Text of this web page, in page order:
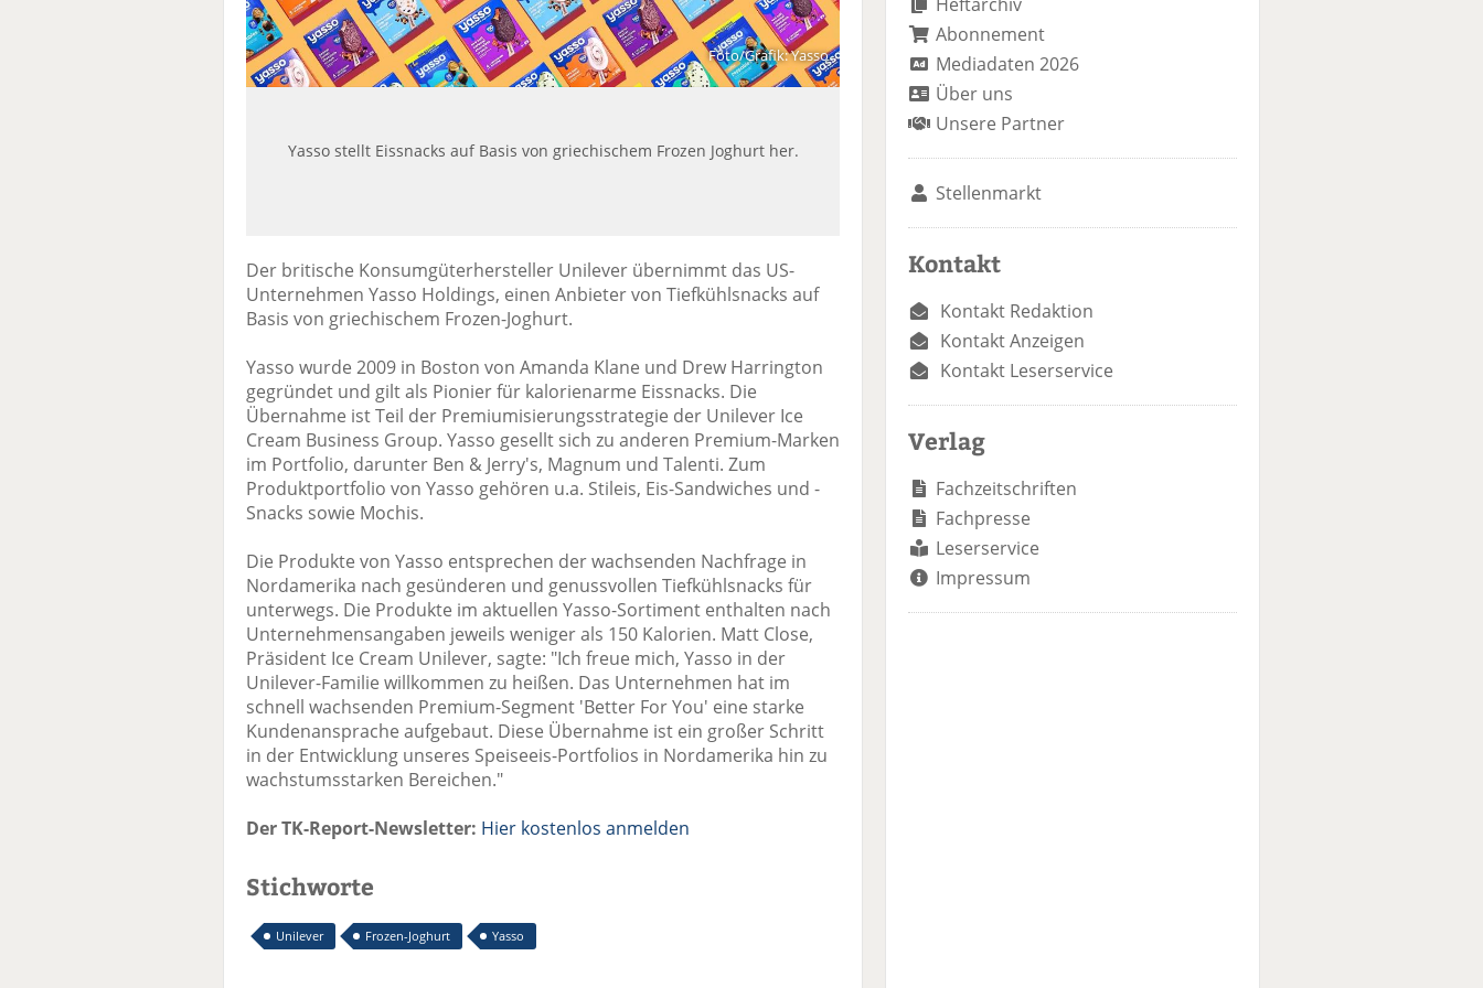
Foto/Grafik: Yasso
Yasso stellt Eissnacks auf Basis von griechischem Frozen Joghurt her.
Der britische Konsumgüterhersteller Unilever übernimmt das US-
Unternehmen Yasso Holdings, einen Anbieter von Tiefkühlsnacks auf
Basis von griechischem Frozen-Joghurt.
Yasso wurde 2009 in Boston von Amanda Klane und Drew Harrington
gegründet und gilt als Pionier für kalorienarme Eissnacks. Die
Übernahme ist Teil der Premiumisierungsstrategie der Unilever Ice
Cream Business Group. Yasso gesellt sich zu anderen Premium-Marken
im Portfolio, darunter Ben & Jerry's, Magnum und Talenti. Zum
Produktportfolio von Yasso gehören u.a. Stileis, Eis-Sandwiches und -
Snacks sowie Mochis.
Die Produkte von Yasso entsprechen der wachsenden Nachfrage in
Nordamerika nach gesünderen und genussvollen Tiefkühlsnacks für
unterwegs. Die Produkte im aktuellen Yasso-Sortiment enthalten nach
Unternehmensangaben jeweils weniger als 150 Kalorien. Matt Close,
Präsident Ice Cream Unilever, sagte: "Ich freue mich, Yasso in der
Unilever-Familie willkommen zu heißen. Das Unternehmen hat im
schnell wachsenden Premium-Segment 'Better For You' eine starke
Kundenansprache aufgebaut. Diese Übernahme ist ein großer Schritt
in der Entwicklung unseres Speiseeis-Portfolios in Nordamerika hin zu
wachstumsstarken Bereichen."
Der TK-Report-Newsletter: Hier kostenlos anmelden
Stichworte
Unilever Frozen-Joghurt Yasso
Abonnement
Mediadaten 2026
Über uns
Unsere Partner
Stellenmarkt
Kontakt
Kontakt Redaktion
Kontakt Anzeigen
Kontakt Leserservice
Verlag
Fachzeitschriften
Fachpresse
Leserservice
Impressum